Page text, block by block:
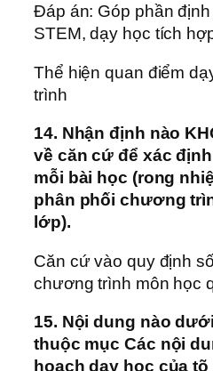
Đáp án: Góp phần
STEM, dạy học tích
Thể hiện quan điểm
trình
14. Nhận định nào
về căn cứ để xác
mỗi bài học (rong
phân phối chương
lớp).
Căn cứ vào quy định
chương trình môn học
15. Nội dung nào
thuộc mục Các nội
hoạch dạy học của